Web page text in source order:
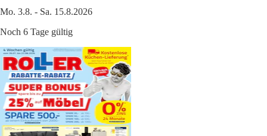
Mo. 3.8. - Sa. 15.8.2026
Noch 6 Tage gültig